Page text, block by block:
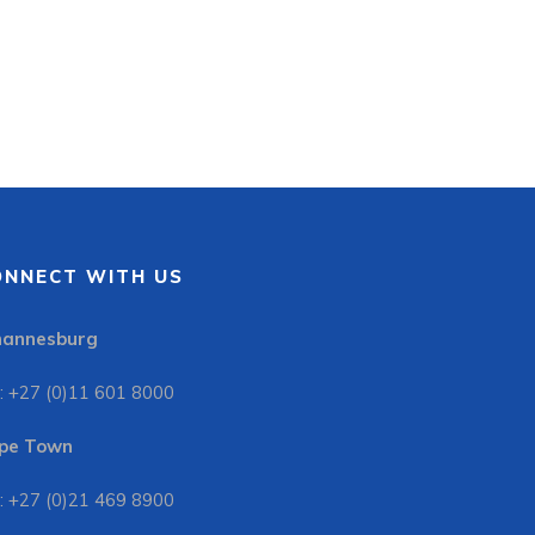
WITH US
+27 (0)11 601 8000
Town
+27 (0)21 469 8900